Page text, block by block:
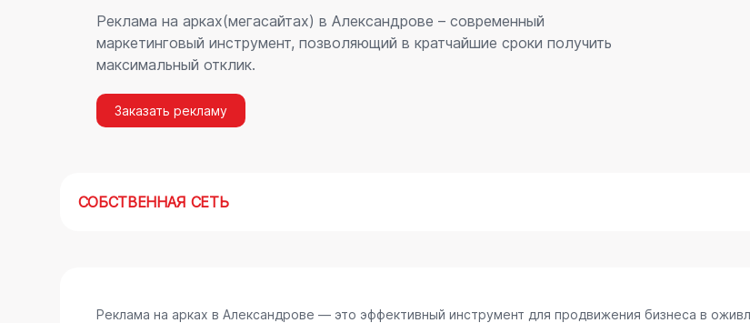
Реклама на арках(мегасайтах) в Александрове – современный
маркетинговый инструмент, позволяющий в кратчайшие сроки получить
максимальный отклик.
Заказать рекламу
СОБСТВЕННАЯ СЕТЬ
Реклама на арках в Александрове — это эффективный инструмент для продвижения бизнеса в